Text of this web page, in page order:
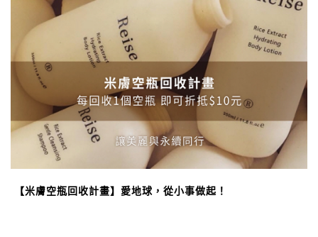
【米膚空瓶回收計畫】愛地球，從小事做起！